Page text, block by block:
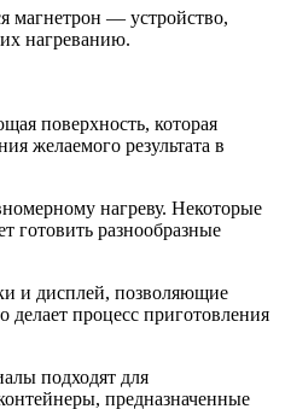
магнетрон — устройство,
нагреванию.
поверхность, которая
желаемого результата в
нагреву. Некоторые
готовить разнообразные
и дисплей, позволяющие
процесс приготовления
подходят для
предназначенные